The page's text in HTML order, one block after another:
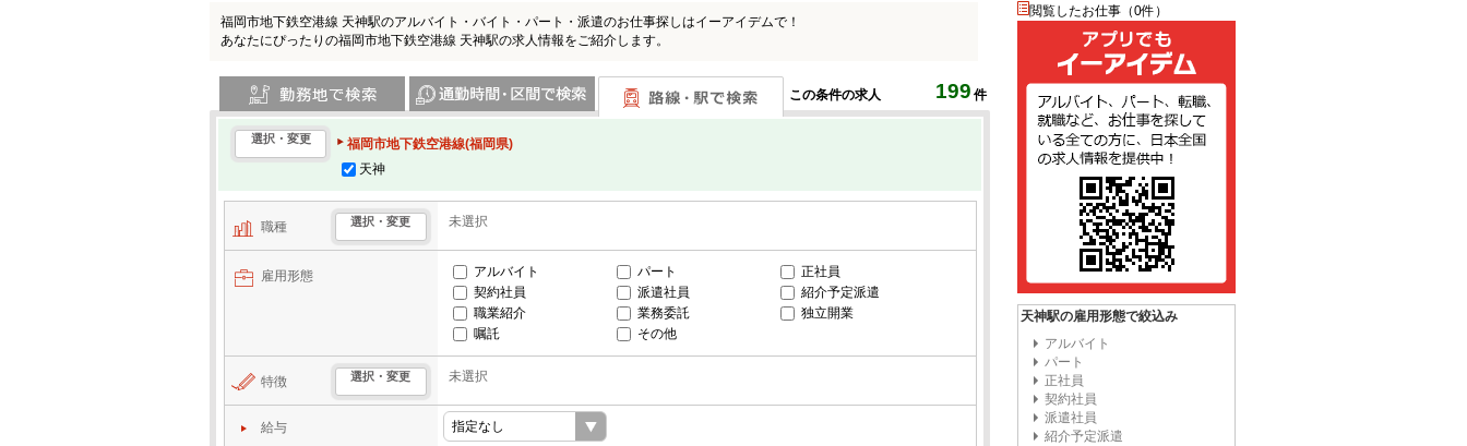
福岡市地下鉄空港線 天神駅のアルバイト・バイト・パート・派遣のお仕事探しはイーアイデムで！
あなたにぴったりの福岡市地下鉄空港線 天神駅の求人情報をご紹介します。
この条件の求人 199 件
選択・変更
福岡市地下鉄空港線(福岡県)
天神
職種 選択・変更 未選択
雇用形態 アルバイト パート
正社員
契約社員
派遣社員
紹介予定派遣
職業紹介
業務委託
独立開業
嘱託
その他
特徴 選択・変更 未選択
給与
閲覧したお仕事（0件）
天神駅の雇用形態で絞込み
アルバイト
パート
正社員
契約社員
派遣社員
紹介予定派遣